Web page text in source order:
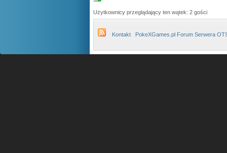
Użytkownicy przeglądający ten wątek: 2 gości
Kontakt PokeXGames.pl Forum Serwera